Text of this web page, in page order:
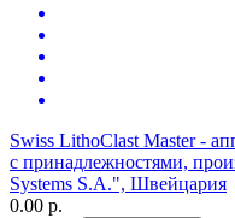
Swiss LithoClast Master -
с принадлежностями,
Systems S.A.", Швейцария
0.00 р.